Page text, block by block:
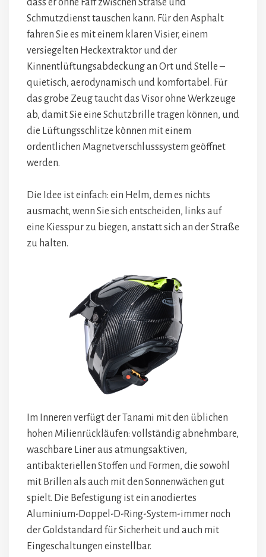
dass er ohne Faff zwischen Straße und
Schmutzdienst tauschen kann. Für den Asphalt
fahren Sie es mit einem klaren Visier, einem
versiegelten Heckextraktor und der
Kinnentlüftungsabdeckung an Ort und Stelle –
quietisch, aerodynamisch und komfortabel. Für
das grobe Zeug taucht das Visor ohne Werkzeuge
ab, damit Sie eine Schutzbrille tragen können, und
die Lüftungsschlitze können mit einem
ordentlichen Magnetverschlusssystem geöffnet
werden.
Die Idee ist einfach: ein Helm, dem es nichts
ausmacht, wenn Sie sich entscheiden, links auf
eine Kiesspur zu biegen, anstatt sich an der Straße
zu halten.
Im Inneren verfügt der Tanami mit den üblichen
hohen Milienrückläufen: vollständig abnehmbare,
waschbare Liner aus atmungsaktiven,
antibakteriellen Stoffen und Formen, die sowohl
mit Brillen als auch mit den Sonnenwächen gut
spielt. Die Befestigung ist ein anodiertes
Aluminium-Doppel-D-Ring-System-immer noch
der Goldstandard für Sicherheit und auch mit
Eingeschaltungen einstellbar.